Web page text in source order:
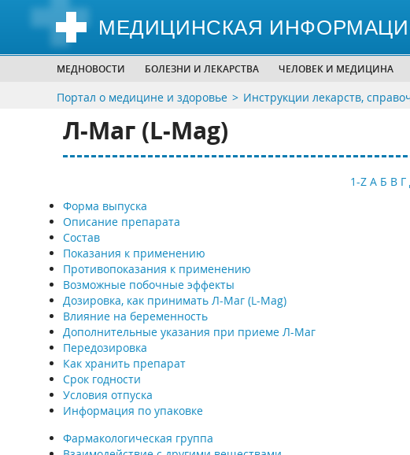
МЕДИЦИНСКАЯ
МЕДНОВОСТИ БОЛЕЗНИ И ЛЕКАРСТВА ЧЕЛОВЕК И МЕДИЦИНА
Портал о медицине и здоровье Инструкции лекарств,
Л-Маг (L-Mag)
1-Z А Б В Г
Форма выпуска
Описание препарата
Состав
Показания к применению
Противопоказания к применению
Возможные побочные эффекты
Дозировка, как принимать Л-Маг (L-Mag)
Влияние на беременность
Дополнительные указания при приеме Л-Маг
Передозировка
Как хранить препарат
Срок годности
Условия отпуска
Информация по упаковке
Фармакологическая группа